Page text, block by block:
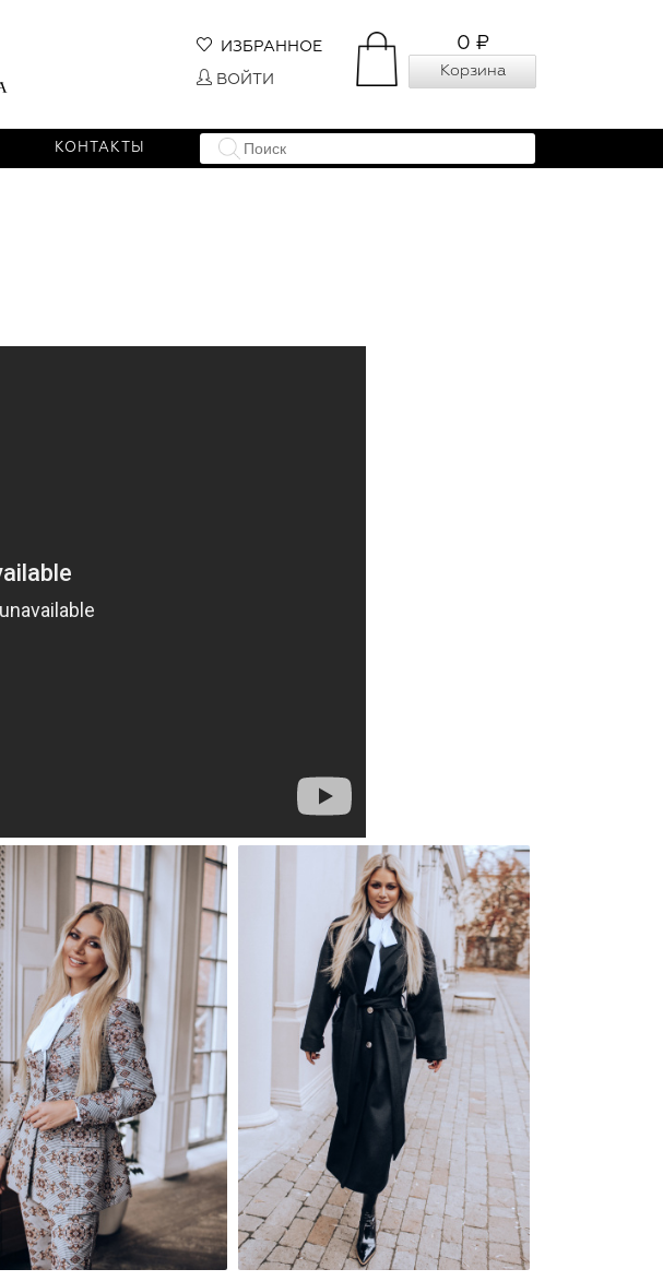
0 ₽
Корзина
ИЗБРАННОЕ
ВОЙТИ
КОНТАКТЫ